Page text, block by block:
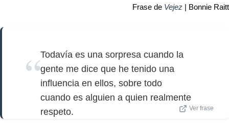
Frase de Vejez | Bonnie Raitt
Todavía es una sorpresa cuando la
gente me dice que he tenido una
influencia en ellos, sobre todo
cuando es alguien a quien realmente
respeto.
Ver frase